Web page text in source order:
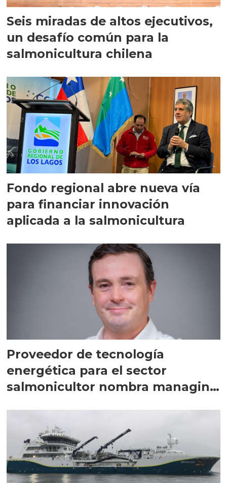
Seis miradas de altos ejecutivos,
un desafío común para la
salmonicultura chilena
Fondo regional abre nueva vía
para financiar innovación
aplicada a la salmonicultura
Proveedor de tecnología
energética para el sector
salmonicultor nombra managing